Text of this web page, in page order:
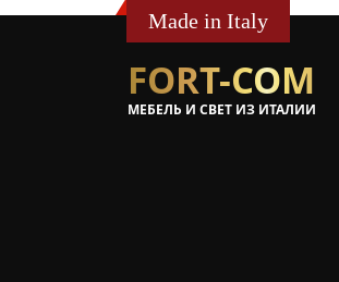
Made in Italy
FORT-COM
МЕБЕЛЬ И СВЕТ ИЗ ИТАЛИИ